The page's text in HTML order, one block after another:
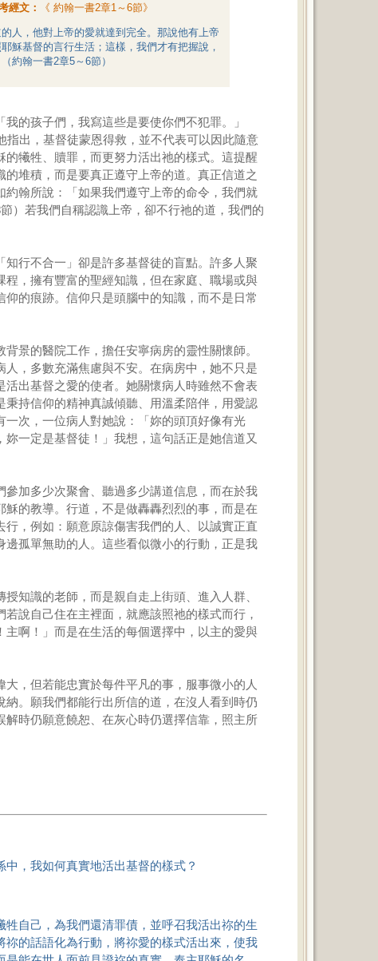
經文： 《 約翰一書2章1～6節》
人，他對上帝的愛就達到完全。那說他有上帝
穌基督的言行生活；這樣，我們才有把握說，
約翰一書2章5～6節）
的孩子們，我寫這些是要使你們不犯罪。」
指出，基督徒蒙恩得救，並不代表可以因此隨意
的犧牲、贖罪，而更努力活出祂的樣式。這提醒
的堆積，而是要真正遵守上帝的道。真正信道之
約翰所說：「如果我們遵守上帝的命令，我們就
）若我們自稱認識上帝，卻不行祂的道，我們的
知行不合一」卻是許多基督徒的盲點。許多人聚
程，擁有豐富的聖經知識，但在家庭、職場或與
仰的痕跡。信仰只是頭腦中的知識，而不是日常
景的醫院工作，擔任安寧病房的靈性關懷師。
人，多數充滿焦慮與不安。在病房中，她不只是
活出基督之愛的使者。她關懷病人時雖然不會表
秉持信仰的精神真誠傾聽、用溫柔陪伴，用愛認
一次，一位病人對她說：「妳的頭頂好像有光
妳一定是基督徒！」我想，這句話正是她信道又
參加多少次聚會、聽過多少講道信息，而在於我
穌的教導。行道，不是做轟轟烈烈的事，而是在
行，例如：願意原諒傷害我們的人、以誠實正直
邊孤單無助的人。這些看似微小的行動，正是我
知識的老師，而是親自走上街頭、進入人群、
說自己住在主裡面，就應該照祂的樣式而行，
主啊！」而是在生活的每個選擇中，以主的愛與
大，但若能忠實於每件平凡的事，服事微小的人
納。願我們都能行出所信的道，在沒人看到時仍
解時仍願意饒恕、在灰心時仍選擇信靠，照主所
，我如何真實地活出基督的樣式？
牲自己，為我們還清罪債，並呼召我活出祢的生
祢的話語化為行動，將祢愛的樣式活出來，使我